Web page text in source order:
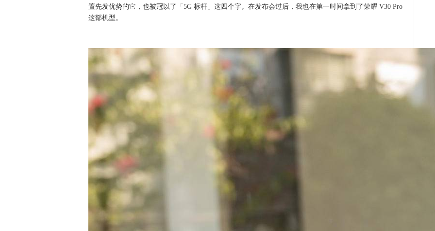
置先发优势的它，也被冠以了「5G 标杆」这四个字。在发布会过后，我也在第一时间拿到了荣耀 V30 Pro
这部机型。